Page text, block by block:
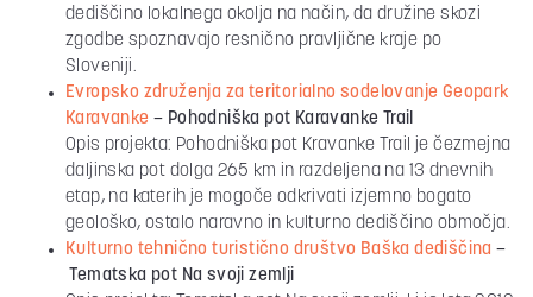
dediščino lokalnega okolja na način, da družine skozi
zgodbe spoznavajo resnično pravljične kraje po
Sloveniji.
Evropsko združenja za teritorialno sodelovanje Geopark
Karavanke – Pohodniška pot Karavanke Trail
Opis projekta: Pohodniška pot Kravanke Trail je čezmejna
daljinska pot dolga 265 km in razdeljena na 13 dnevnih
etap, na katerih je mogoče odkrivati izjemno bogato
geološko, ostalo naravno in kulturno dediščino območja.
Kulturno tehnično turistično društvo Baška dediščina –
Tematska pot Na svoji zemlji